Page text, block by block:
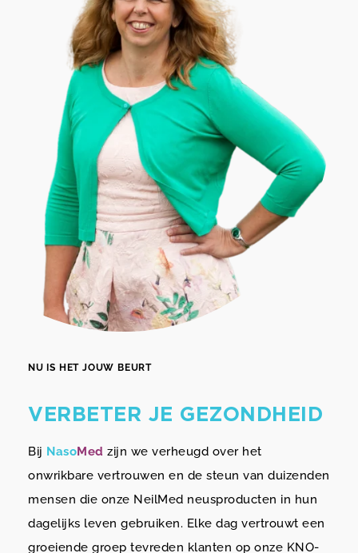
NU IS HET JOUW BEURT
VERBETER JE GEZONDHEID
Bij NasoMed zijn we verheugd over het
onwrikbare vertrouwen en de steun van duizenden
mensen die onze NeilMed neusproducten in hun
dagelijks leven gebruiken. Elke dag vertrouwt een
groeiende groep tevreden klanten op onze KNO-